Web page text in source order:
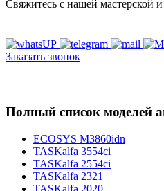
Свяжитесь с нашей мастерской
Заказать звонок
Полный список моделей
ECOSYS M3860idn
TASKalfa 3554ci
TASKalfa 2554ci
TASKalfa 2321
TASKalfa 2020